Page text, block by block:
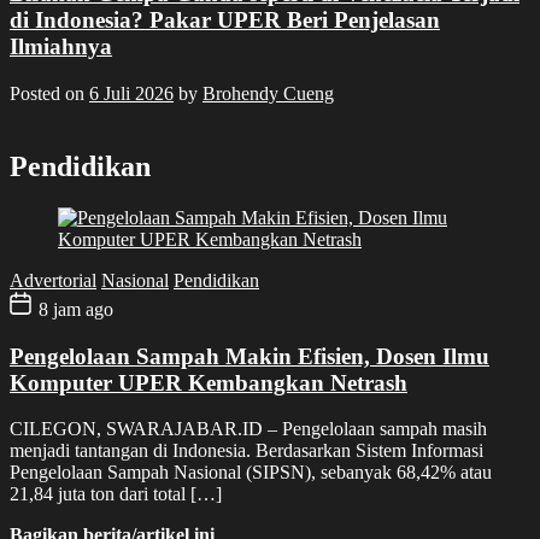
di Indonesia? Pakar UPER Beri Penjelasan
Ilmiahnya
Posted on 6 Juli 2026 by Brohendy Cueng
Pendidikan
Advertorial Nasional Pendidikan
8 jam ago
Pengelolaan Sampah Makin Efisien, Dosen Ilmu
Komputer UPER Kembangkan Netrash
CILEGON, SWARAJABAR.ID – Pengelolaan sampah masih
menjadi tantangan di Indonesia. Berdasarkan Sistem Informasi
Pengelolaan Sampah Nasional (SIPSN), sebanyak 68,42% atau
21,84 juta ton dari total […]